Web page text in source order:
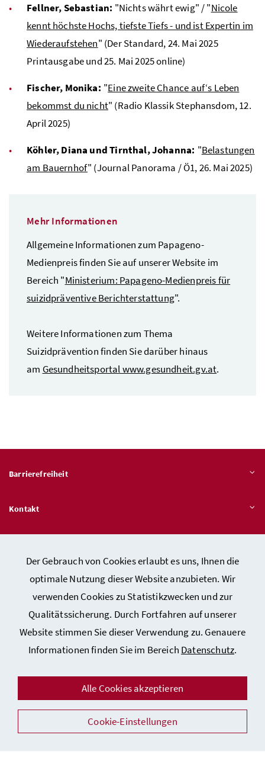
Der Gebrauch von Cookies erlaubt es uns, Ihnen die
optimale Nutzung dieser Website anzubieten. Wir
verwenden Cookies zu Statistikzwecken und zur
Qualitätssicherung. Durch Fortfahren auf unserer
Website stimmen Sie dieser Verwendung zu. Genauere
Informationen finden Sie im Bereich Datenschutz.
Alle Cookies akzeptieren
Cookie-Einstellungen
Fellner, Sebastian: "Nichts währt ewig" / "Nicole
kennt höchste Hochs, tiefste Tiefs - und ist Expertin im
Wiederaufstehen" (Der Standard, 24. Mai 2025
Printausgabe und 25. Mai 2025 online)
Fischer, Monika: "Eine zweite Chance auf‘s Leben
bekommst du nicht" (Radio Klassik Stephansdom, 12.
April 2025)
Köhler, Diana und Tirnthal, Johanna: "Belastungen
am Bauernhof" (Journal Panorama / Ö1, 26. Mai 2025)
Mehr Informationen
Allgemeine Informationen zum Papageno-
Medienpreis finden Sie auf unsererWebsite im
Bereich "Ministerium: Papageno-Medienpreis für
suizidpräventive Berichterstattung".
Weitere Informationen zum Thema
Suizidprävention finden Sie darüber hinaus
am Gesundheitsportal www.gesundheit.gv.at.
Barrierefreiheit
Kontakt
Hinweisgeber:innen – Stelle für Rechtsverletzungen
Impressum
Auszeichnungen